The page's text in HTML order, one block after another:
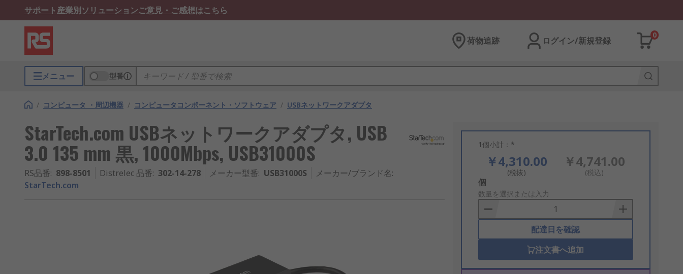
サポート産業別ソリューションご意見・ご感想はこちら
荷物追跡 ログイン/新規登録
0
メニュー 型番
/ コンピュータ ・周辺機器 / コンピュータコンポーネント・ソフトウェア / USBネットワークアダプタ
StarTech.com USBネットワークアダプタ, USB
3.0 135 mm 黒, 1000Mbps, USB31000S
RS品番: 898-8501 Distrelec 品番: 302-14-278 メーカー型番: USB31000S メーカー/ブランド名:
StarTech.com
1個小計：*
￥4,310.00
(税抜)
￥4,741.00
(税込)
Add
to
Basket
個
数量を選択または入力
配達日を確認
注文書へ追加